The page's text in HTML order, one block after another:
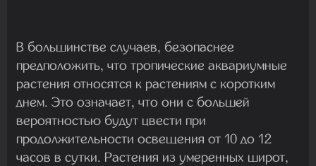
В большинстве случаев, безопаснее
предположить, что тропические аквариумные
растения относятся к растениям с коротким
днем. Это означает, что они с большей
вероятностью будут цвести при
продолжительности освещения от 10 до 12
часов в сутки. Растения из умеренных широт,